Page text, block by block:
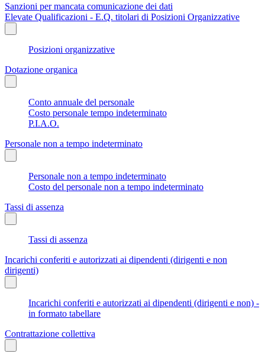
Sanzioni per mancata comunicazione dei dati
Elevate Qualificazioni - E.Q. titolari di Posizioni Organizzative
Posizioni organizzative
Dotazione organica
Conto annuale del personale
Costo personale tempo indeterminato
P.I.A.O.
Personale non a tempo indeterminato
Personale non a tempo indeterminato
Costo del personale non a tempo indeterminato
Tassi di assenza
Tassi di assenza
Incarichi conferiti e autorizzati ai dipendenti (dirigenti e non
dirigenti)
Incarichi conferiti e autorizzati ai dipendenti (dirigenti e non) -
in formato tabellare
Contrattazione collettiva